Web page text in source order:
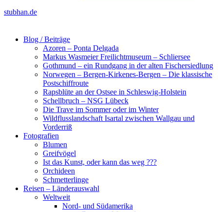
stubhan.de
Blog / Beiträge
Azoren – Ponta Delgada
Markus Wasmeier Freilichtmuseum – Schliersee
Gothmund – ein Rundgang in der alten Fischersiedlung
Norwegen – Bergen-Kirkenes-Bergen – Die klassische
Postschiffroute
Rapsblüte an der Ostsee in Schleswig-Holstein
Schellbruch – NSG Lübeck
Die Trave im Sommer oder im Winter
Wildflusslandschaft Isartal zwischen Wallgau und
Vorderriß
Fotografien
Blumen
Greifvögel
Ist das Kunst, oder kann das weg ???
Orchideen
Schmetterlinge
Reisen – Länderauswahl
Weltweit
Nord- und Südamerika